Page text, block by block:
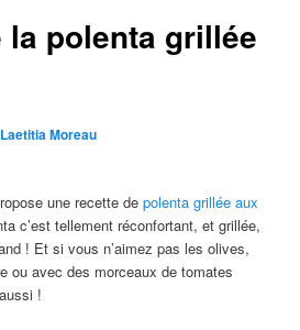
la polenta grillée
Laetitia Moreau
une recette depolenta grillée aux
c’est tellement réconfortant, et grillée,
! Et si vous n’aimez pas les olives,
ou avec des morceaux de tomates
!